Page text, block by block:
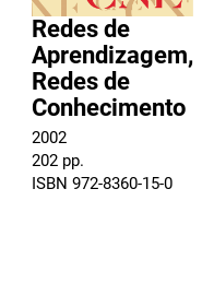
Redes de
Aprendizagem,
Redes de
Conhecimento
2002
202 pp.
ISBN 972-8360-15-0